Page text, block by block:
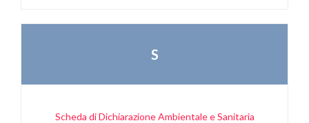
S
Scheda di Dichiarazione Ambientale e Sanitaria